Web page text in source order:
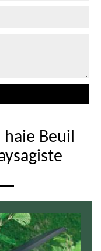
Beuil